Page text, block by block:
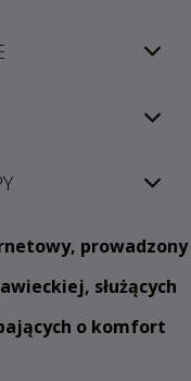
prowadzony
służących
o komfort